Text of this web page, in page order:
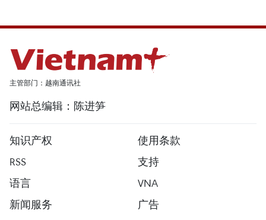
主管部门：越南通讯社
网站总编辑：陈进笋
知识产权
使用条款
RSS
支持
语言
VNA
新闻服务
广告